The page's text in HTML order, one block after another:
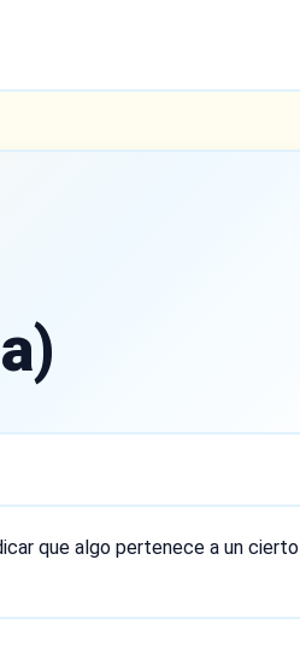
que algo pertenece a un cierto